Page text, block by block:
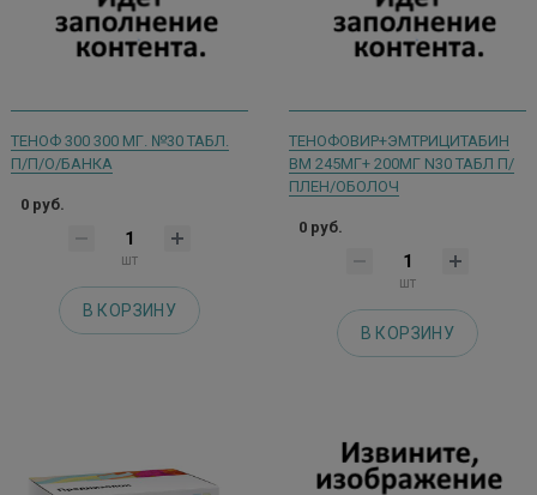
ТЕНОФ 300 300 МГ. №30 ТАБЛ.
П/П/О/БАНКА
0 руб.
шт
В КОРЗИНУ
ТЕНОФОВИР+ЭМТРИЦИТАБИН
ВМ 245МГ+ 200МГ N30 ТАБЛ П/
ПЛЕН/ОБОЛОЧ
0 руб.
шт
В КОРЗИНУ